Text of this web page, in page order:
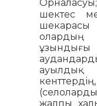
шектес
ауылдық
жалпы